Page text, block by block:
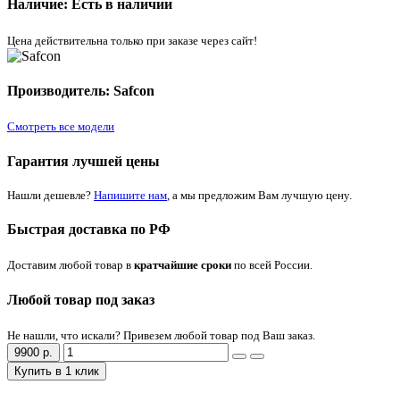
Наличие: Есть в наличии
Цена действительна только при заказе через сайт!
Производитель: Safcon
Смотреть все модели
Гарантия лучшей цены
Нашли дешевле? Напишите нам , а мы предложим Вам лучшую цену.
Быстрая доставка по РФ
Доставим любой товар в кратчайшие сроки по всей России.
Любой товар под заказ
Не нашли, что искали? Привезем любой товар под Ваш заказ.
9900 р.
Купить в 1 клик